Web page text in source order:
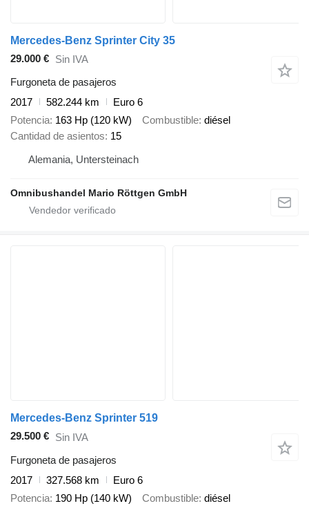
Mercedes-Benz Sprinter City 35
29.000 € Sin IVA
Furgoneta de pasajeros
2017
582.244 km
Euro 6
Potencia 163 Hp (120 kW) Combustible diésel
Cantidad de asientos 15
Alemania, Untersteinach
Omnibushandel Mario Röttgen GmbH
Mercedes-Benz Sprinter 519
29.500 € Sin IVA
Furgoneta de pasajeros
2017
327.568 km
Euro 6
Potencia 190 Hp (140 kW) Combustible diésel